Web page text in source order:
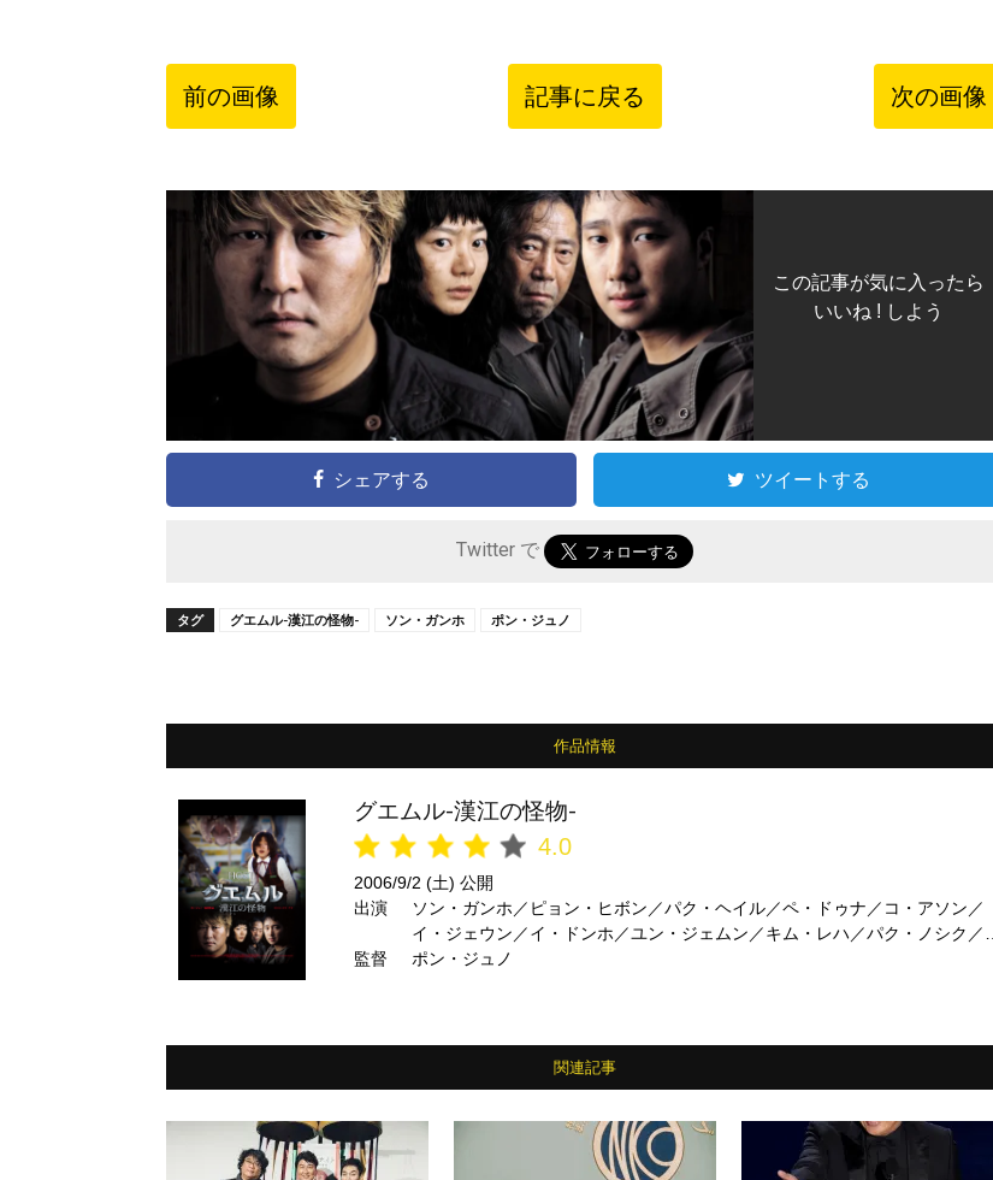
前の画像 記事に戻る 次の画像
この記事が気に入ったら
いいね ! しよう
シェアする ツイートする
Twitter で
タグ グエムル-漢江の怪物- ソン・ガンホ ポン・ジュノ
作品情報
グエムル-漢江の怪物-
4.0
2006/9/2 (土) 公開
出演
ソン・ガンホ／ピョン・ヒボン／パク・ヘイル／ペ・ドゥナ／コ・アソン／
イ・ジェウン／イ・ドンホ／ユン・ジェムン／キム・レハ／パク・ノシク／イ
ム・ピルソン
監督 ポン・ジュノ
関連記事